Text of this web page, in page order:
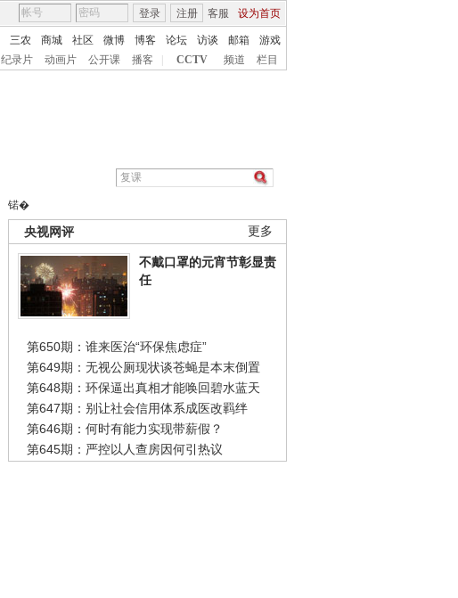
客服 设为首页
登录 注册
三农 商城 社区 微博 博客 论坛 访谈 邮箱
游戏
纪录片 动画片 公开课 播客 CCTV 频道 栏目
锘�
更多
央视网评
不戴口罩的元宵节彰显责
任
第650期：谁来医治“环保焦虑症”
第649期：无视公厕现状谈苍蝇是本末倒置
第648期：环保逼出真相才能唤回碧水蓝天
第647期：别让社会信用体系成医改羁绊
第646期：何时有能力实现带薪假？
第645期：严控以人查房因何引热议